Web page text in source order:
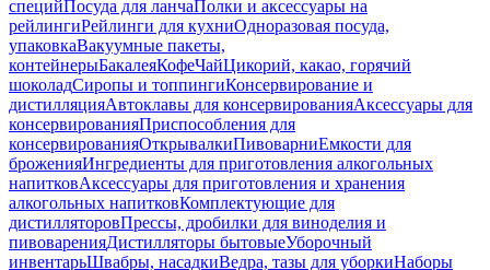
специйПосуда для ланчаПолки и аксессуары на
рейлингиРейлинги для кухниОдноразовая посуда,
упаковкаВакуумные пакеты,
контейнерыБакалеяКофеЧайЦикорий, какао, горячий
шоколадСиропы и топпингиКонсервирование и
дистилляцияАвтоклавы для консервированияАксессуары для
консервированияПриспособления для
консервированияОткрывалкиПивоварниЕмкости для
броженияИнгредиенты для приготовления алкогольных
напитковАксессуары для приготовления и хранения
алкогольных напитковКомплектующие для
дистилляторовПрессы, дробилки для виноделия и
пивоваренияДистилляторы бытовыеУборочный
инвентарьШвабры, насадкиВедра, тазы для уборкиНаборы